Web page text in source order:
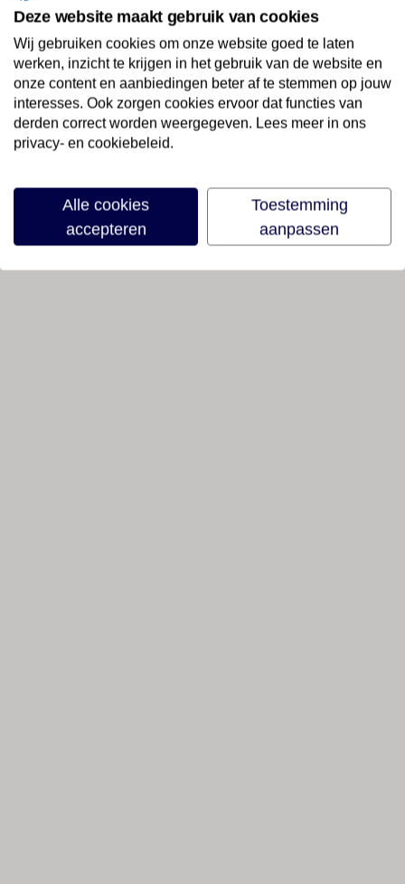
Deze website maakt gebruik van cookies
Wij gebruiken cookies om onze website goed te laten
werken, inzicht te krijgen in het gebruik van de website en
onze content en aanbiedingen beter af te stemmen op jouw
interesses. Ook zorgen cookies ervoor dat functies van
derden correct worden weergegeven. Lees meer in ons
privacy- en cookiebeleid.
Alle cookies
accepteren
Toestemming
aanpassen